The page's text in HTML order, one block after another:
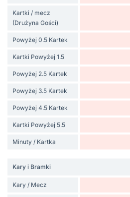
Kartki / mecz
(Drużyna Gości)
Powyżej 0.5 Kartek
Kartki Powyżej 1.5
Powyżej 2.5 Kartek
Powyżej 3.5 Kartek
Powyżej 4.5 Kartek
Kartki Powyżej 5.5
Minuty / Kartka
Kary i Bramki
Kary / Mecz